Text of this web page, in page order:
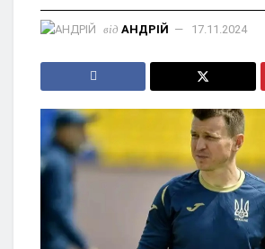
від АНДРІЙ 17.11.2024